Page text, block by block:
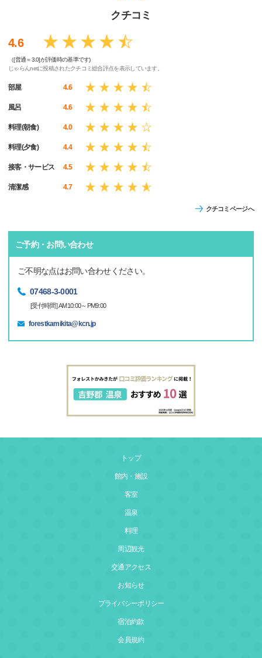
クチコミ
4.6
（[普通＝3.0]が評価時の基準です)
じゃらんnetに投稿されたクチコミ総合評点を表示しています。
部屋 4.6
風呂 4.6
料理(朝食) 4.0
料理(夕食) 4.4
接客・サービス 4.5
清潔感 4.7
クチコミページへ
ご予約・お問い合わせ
ご不明な点はお問い合わせください。
07468-3-0001
[受付時間] AM10:00～PM9:00
forestkamikita@kcn.jp
トップ
館内・施設
客室
温泉
料理
周辺観光
交通アクセス
お知らせ
プライバシーポリシー
宿泊約款
会員規約